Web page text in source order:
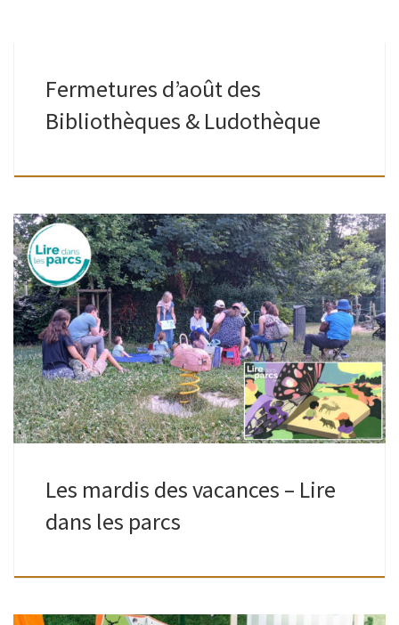
Fermetures d’août des
Bibliothèques & Ludothèque
Lire dans les parcs ou quand les livres sortent des
bibliothèques pendant l’été. Petites et grandes oreilles,
venez écouter des histoires dans 38 parcs bruxellois, du
mardi 7 juillet au […]
Les mardis des vacances – Lire
dans les parcs